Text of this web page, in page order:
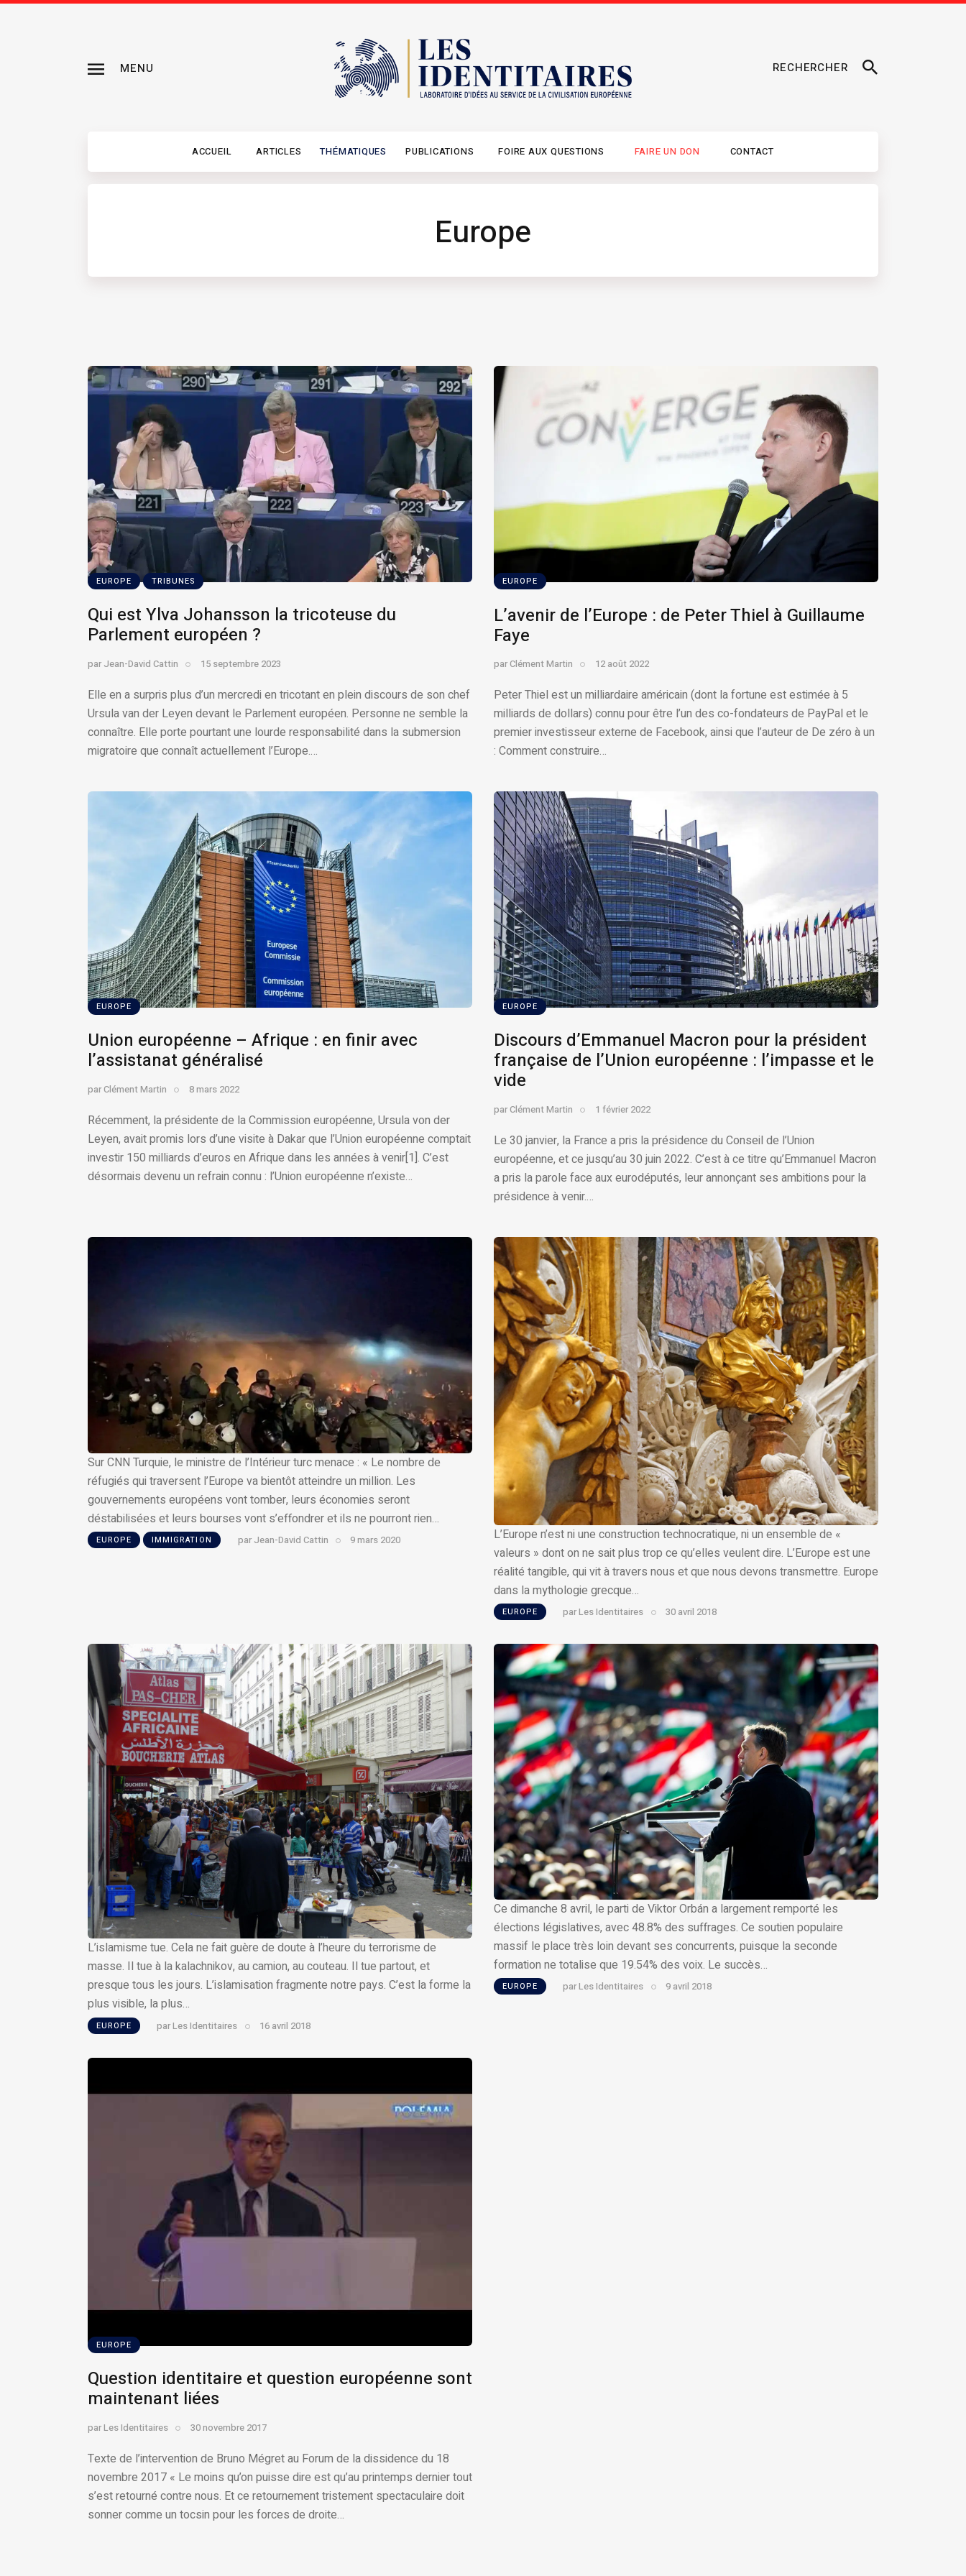
MENU RECHERCHER
ACCUEIL ARTICLES THÉMATIQUES PUBLICATIONS FOIRE AUX QUESTIONS FAIRE UN DON CONTACT
Europe
EUROPE TRIBUNES
Qui est Ylva Johansson la tricoteuse du
Parlement européen ?
par Jean-David Cattin 15 septembre 2023
Elle en a surpris plus d’un mercredi en tricotant en plein discours de son chef
Ursula van der Leyen devant le Parlement européen. Personne ne semble la
connaître. Elle porte pourtant une lourde responsabilité dans la submersion
migratoire que connaît actuellement l’Europe.…
EUROPE
L’avenir de l’Europe : de Peter Thiel à Guillaume
Faye
parClément Martin 12 août 2022
Peter Thiel est un milliardaire américain (dont la fortune est estimée à 5
milliards de dollars) connu pour être l’un des co-fondateurs de PayPal et le
premier investisseur externe de Facebook, ainsi que l’auteur de De zéro à un
: Comment construire…
EUROPE
Union européenne – Afrique : en finir avec
l’assistanat généralisé
parClément Martin 8 mars 2022
Récemment, la présidente de la Commission européenne, Ursula von der
Leyen, avait promis lors d’une visite à Dakar que l’Union européenne comptait
investir 150 milliards d’euros en Afrique dans les années à venir[1]. C’est
désormais devenu un refrain connu : l’Union européenne n’existe…
EUROPE
Discours d’Emmanuel Macron pour la président
française de l’Union européenne : l’impasse et le
vide
parClément Martin 1 février 2022
Le 30 janvier, la France a pris la présidence du Conseil de l’Union
européenne, et ce jusqu’au 30 juin 2022. C’est à ce titre qu’Emmanuel Macron
a pris la parole face aux eurodéputés, leur annonçant ses ambitions pour la
présidence à venir.…
Sur CNN Turquie, le ministre de l’Intérieur turc menace : « Le nombre de
réfugiés qui traversent l’Europe va bientôt atteindre un million. Les
gouvernements européens vont tomber, leurs économies seront
déstabilisées et leurs bourses vont s’effondrer et ils ne pourront rien…
EUROPE IMMIGRATION par Jean-David Cattin 9 mars 2020
L’Europe n’est ni une construction technocratique, ni un ensemble de «
valeurs » dont on ne sait plus trop ce qu’elles veulent dire. L’Europe est une
réalité tangible, qui vit à travers nous et que nous devons transmettre. Europe
dans la mythologie grecque…
EUROPE parLes Identitaires 30 avril 2018
L’islamisme tue. Cela ne fait guère de doute à l’heure du terrorisme de
masse. Il tue à la kalachnikov, au camion, au couteau. Il tue partout, et
presque tous les jours. L’islamisation fragmente notre pays. C’est la forme la
plus visible, la plus…
EUROPE parLes Identitaires 16 avril 2018
Ce dimanche 8 avril, le parti de Viktor Orbán a largement remporté les
élections législatives, avec 48.8% des suffrages. Ce soutien populaire
massif le place très loin devant ses concurrents, puisque la seconde
formation ne totalise que 19.54% des voix. Le succès…
EUROPE parLes Identitaires 9 avril 2018
EUROPE
Question identitaire et question européenne sont
maintenant liées
parLes Identitaires 30 novembre 2017
Texte de l’intervention de Bruno Mégret au Forum de la dissidence du 18
novembre 2017 « Le moins qu’on puisse dire est qu’au printemps dernier tout
s’est retourné contre nous. Et ce retournement tristement spectaculaire doit
sonner comme un tocsin pour les forces de droite…